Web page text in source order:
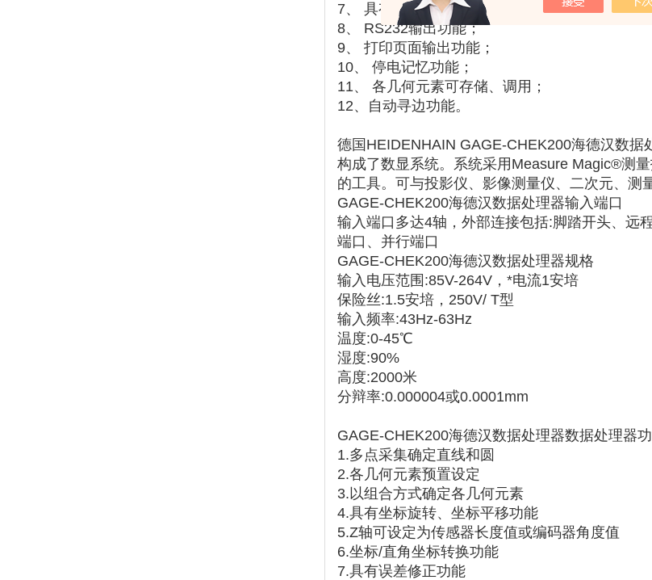
7、 具有误差修正功能；
8、 RS232输出功能；
9、 打印页面输出功能；
10、 停电记忆功能；
11、 各几何元素可存储、调用；
12、自动寻边功能。
德国HEIDENHAIN GAGE-CHEK200海德汉数据
构成了数显系统。系统采用Measure Magic®测
的工具。可与投影仪、影像测量仪、二次元、测
GAGE-CHEK200海德汉数据处理器输入端口
输入端口多达4轴，外部连接包括:脚踏开头、远
端口、并行端口
GAGE-CHEK200海德汉数据处理器规格
输入电压范围:85V-264V，*电流1安培
保险丝:1.5安培，250V/ T型
输入频率:43Hz-63Hz
温度:0-45℃
湿度:90%
高度:2000米
分辩率:0.000004或0.0001mm
GAGE-CHEK200海德汉数据处理器数据处理器
1.多点采集确定直线和圆
2.各几何元素预置设定
3.以组合方式确定各几何元素
4.具有坐标旋转、坐标平移功能
5.Z轴可设定为传感器长度值或编码器角度值
6.坐标/直角坐标转换功能
7.具有误差修正功能